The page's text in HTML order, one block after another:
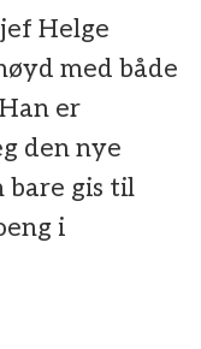
Helge
med både
er
den nye
bare gis til
i